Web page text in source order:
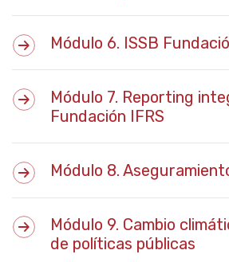
Módulo 6. ISSB
Módulo 7. Reporting
Fundación IFRS
Módulo 8.
Módulo 9. Cambio
de políticas públicas